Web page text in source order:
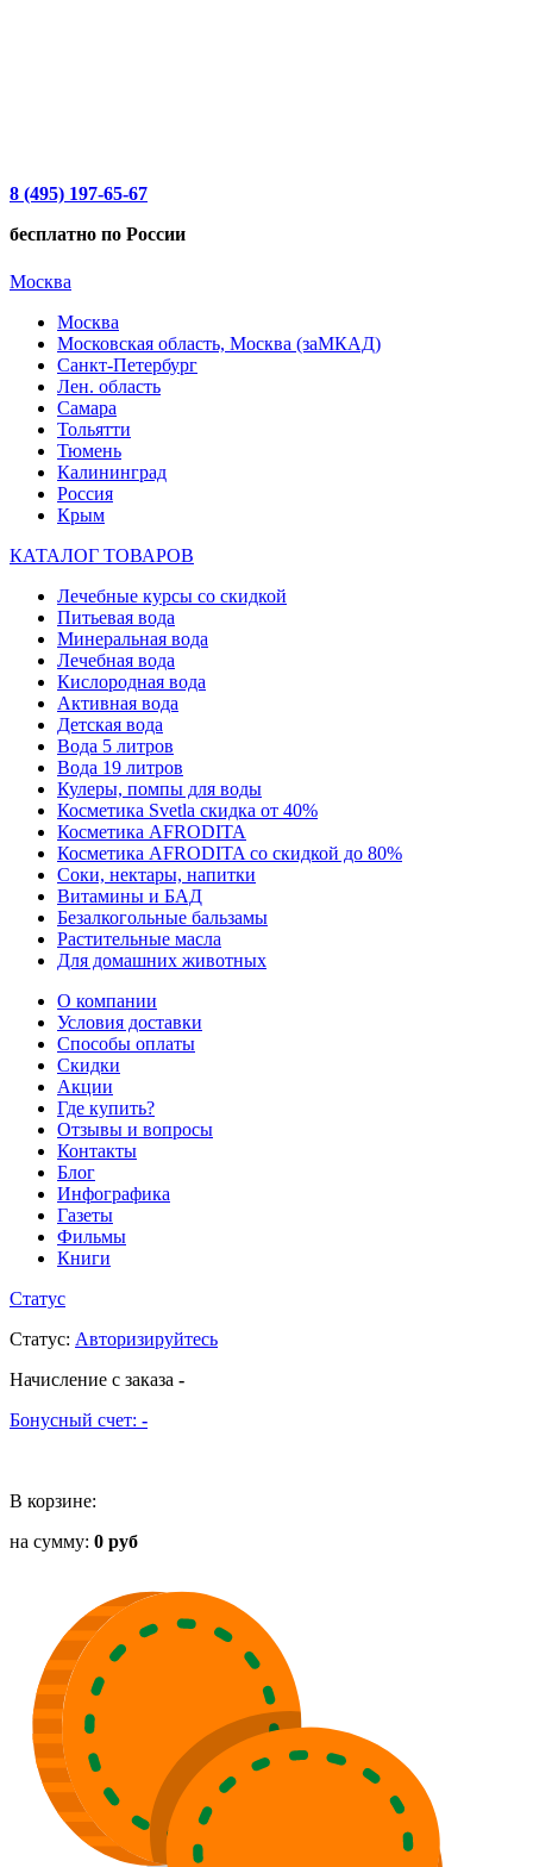
8 (495) 197-65-67
бесплатно по России
Москва
Москва
Московская область, Москва (заМКАД)
Санкт-Петербург
Лен. область
Самара
Тольятти
Тюмень
Калининград
Россия
Крым
КАТАЛОГ ТОВАРОВ
Лечебные курсы со скидкой
Питьевая вода
Минеральная вода
Лечебная вода
Кислородная вода
Активная вода
Детская вода
Вода 5 литров
Вода 19 литров
Кулеры, помпы для воды
Косметика Svetla скидка от 40%
Косметика AFRODITA
Косметика AFRODITA со скидкой до 80%
Соки, нектары, напитки
Витамины и БАД
Безалкогольные бальзамы
Растительные масла
Для домашних животных
О компании
Условия доставки
Способы оплаты
Скидки
Акции
Где купить?
Отзывы и вопросы
Контакты
Блог
Инфографика
Газеты
Фильмы
Книги
Статус
Статус: Авторизируйтесь
Начисление с заказа -
Бонусный счет: -
В корзине:
на сумму: 0 руб